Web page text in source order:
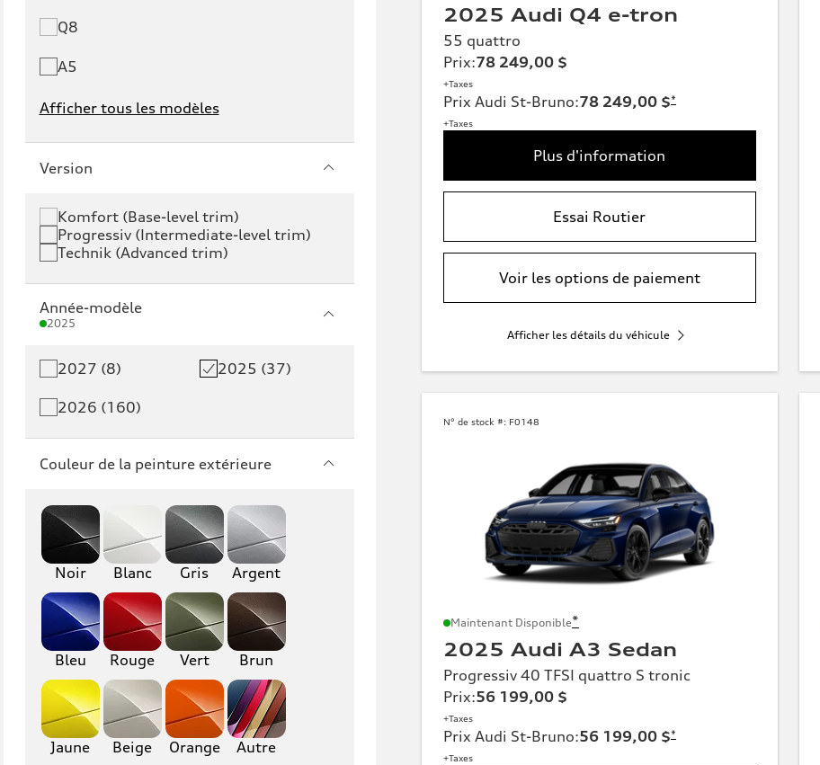
Q8
A5
Afficher tous les modèles
e-tron
S6 e-tron Q4 e-tron
Q8 e-tron
Q3 Q5
Q5 PHEV
RS Q8
A3 S3
RS3 A4
S4 A5
S5 RS5
A6 S6
Version
Komfort (Base-level trim)
Progressiv (Intermediate-level trim)
Technik (Advanced trim)
Année-modèle
2025
2027 (8)
2026 (160)
2025 (37)
Couleur de la peinture extérieure
Noir Blanc Gris Argent
Bleu Rouge Vert Brun
Jaune Beige Orange Autre
2025 Audi Q4 e-tron
55 quattro
Prix:78 249,00 $
+Taxes
Prix Audi St-Bruno:78 249,00 $*
+Taxes
Plus d'information
Essai Routier
Voir les options de paiement
Afficher les détails du véhicule
N° de stock #: F0148
Maintenant Disponible*
2025 Audi A3 Sedan
Progressiv 40 TFSI quattro S tronic
Prix:56 199,00 $
+Taxes
Prix Audi St-Bruno:56 199,00 $*
+Taxes